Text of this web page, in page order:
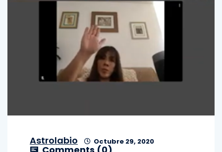
Astrolabio Octubre 29, 2020